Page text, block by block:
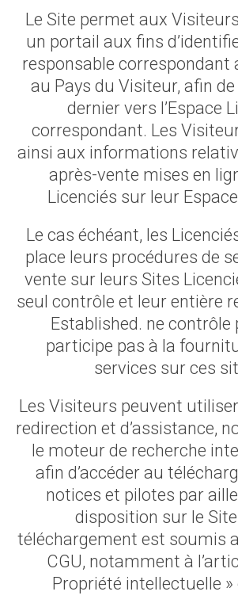
Le Site permet aux
un portail aux fins
responsable correspondant
au Pays du Visiteur, afin
dernier vers l’Espace
correspondant. Les
ainsi aux informations
après-vente mises en
Licenciés sur leur
Le cas échéant, les
place leurs procédures de
vente sur leurs Sites
seul contrôle et leur entière
Established. ne contrôle
participe pas à la
services sur ces
Les Visiteurs peuvent
redirection et d’assistance,
le moteur de recherche
afin d’accéder au
notices et pilotes par
disposition sur le
téléchargement est soumis
CGU, notamment à
Propriété intellectuelle »